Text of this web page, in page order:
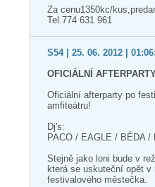
Za cenu1350kc/
Tel.774 631 961
S54 | 25. 06. 2012 |
OFICIÁLNÍ
Oficiální afterparty po
amfiteátru!
Dj's:
PACO / EAGLE / BÉDA /
Stejně jako loni bude v
která se uskuteční opět
festivalového městečka.